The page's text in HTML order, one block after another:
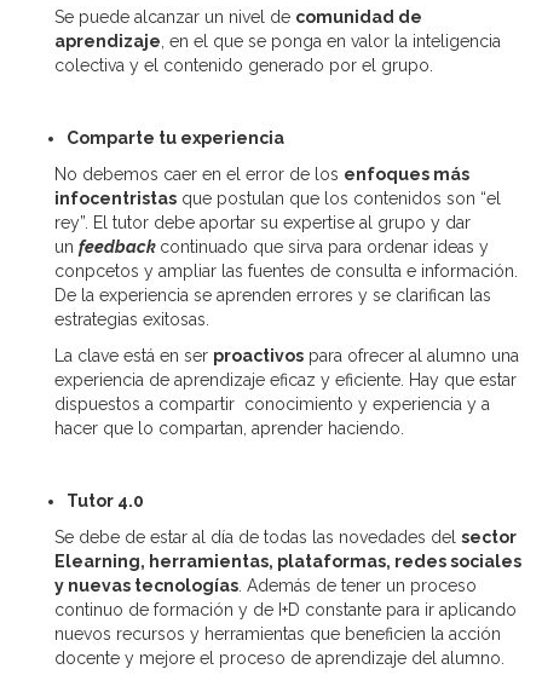
Se puede alcanzar un nivel de comunidad de
aprendizaje , en el que se ponga en valor la inteligencia
colectiva y el contenido generado por el grupo.
Comparte tu experiencia
No debemos caer en el error de los enfoques más
infocentristas que postulan que los contenidos son “el
rey”. El tutor debe aportar su expertise al grupo y dar
un feedback continuado que sirva para ordenar ideas y
conpcetos y ampliar las fuentes de consulta e información.
De la experiencia se aprenden errores y se clarifican las
estrategias exitosas.
La clave está en ser proactivos para ofrecer al alumno una
experiencia de aprendizaje eficaz y eficiente. Hay que estar
dispuestos a compartir conocimiento y experiencia y a
hacer que lo compartan, aprender haciendo.
Tutor 4.0
Se debe de estar al día de todas las novedades del sector
Elearning, herramientas, plataformas, redes sociales
y nuevas tecnologías . Además de tener un proceso
continuo de formación y de I+D constante para ir aplicando
nuevos recursos y herramientas que beneficien la acción
docente y mejore el proceso de aprendizaje del alumno.